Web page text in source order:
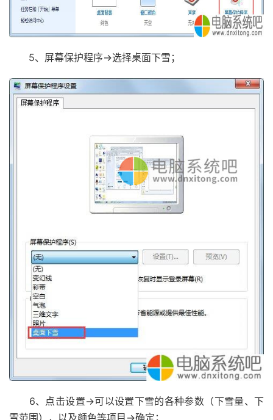
5、屏幕保护程序→选择桌面下雪；
6、点击设置→可以设置下雪的各种参数（下雪量、下
雪范围），以及颜色等项目→确定；